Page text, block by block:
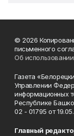
© 2026
письменного
Об
Газета
Управлении
информационных
Республике
02 - 01795 от
Главный